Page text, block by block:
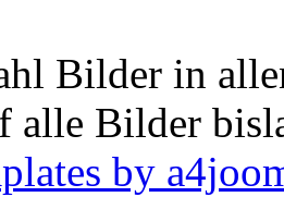
Bilder in
alle Bilder
by